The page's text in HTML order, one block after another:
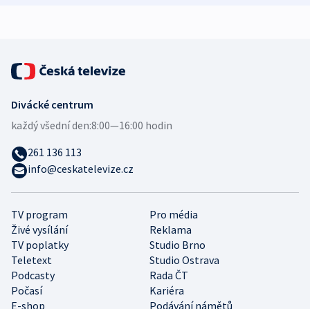
TV program
Pro média
Živé vysílání
Reklama
TV poplatky
Studio Brno
Teletext
Studio Ostrava
Podcasty
Rada ČT
Počasí
Kariéra
E-shop
Podávání námětů
Divácké centrum
každý všední den:8:00—16:00 hodin
261 136 113
info@ceskatelevize.cz